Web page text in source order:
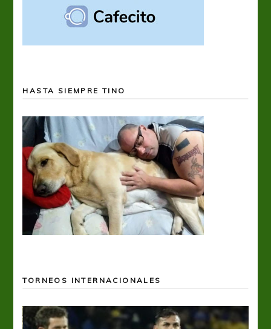
HASTA SIEMPRE TINO
TORNEOS INTERNACIONALES